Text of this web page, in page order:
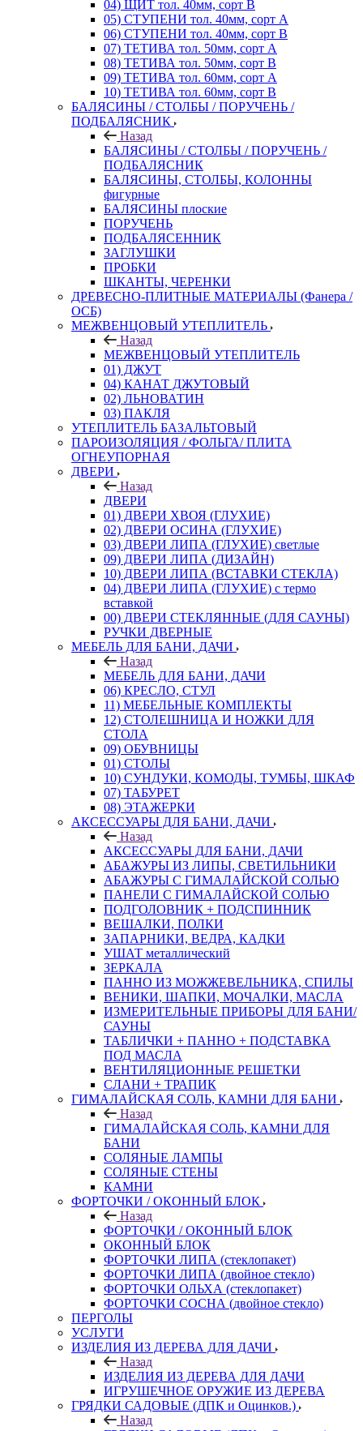
04) ЩИТ тол. 40мм, сорт В
05) СТУПЕНИ тол. 40мм, сорт А
06) СТУПЕНИ тол. 40мм, сорт В
07) ТЕТИВА тол. 50мм, сорт А
08) ТЕТИВА тол. 50мм, сорт В
09) ТЕТИВА тол. 60мм, сорт А
10) ТЕТИВА тол. 60мм, сорт В
БАЛЯСИНЫ / СТОЛБЫ / ПОРУЧЕНЬ /
ПОДБАЛЯСНИК
Назад
БАЛЯСИНЫ / СТОЛБЫ / ПОРУЧЕНЬ /
ПОДБАЛЯСНИК
БАЛЯСИНЫ, СТОЛБЫ, КОЛОННЫ
фигурные
БАЛЯСИНЫ плоские
ПОРУЧЕНЬ
ПОДБАЛЯСЕННИК
ЗАГЛУШКИ
ПРОБКИ
ШКАНТЫ, ЧЕРЕНКИ
ДРЕВЕСНО-ПЛИТНЫЕ МАТЕРИАЛЫ (Фанера /
ОСБ)
МЕЖВЕНЦОВЫЙ УТЕПЛИТЕЛЬ
Назад
МЕЖВЕНЦОВЫЙ УТЕПЛИТЕЛЬ
01) ДЖУТ
04) КАНАТ ДЖУТОВЫЙ
02) ЛЬНОВАТИН
03) ПАКЛЯ
УТЕПЛИТЕЛЬ БАЗАЛЬТОВЫЙ
ПАРОИЗОЛЯЦИЯ / ФОЛЬГА/ ПЛИТА
ОГНЕУПОРНАЯ
ДВЕРИ
Назад
ДВЕРИ
01) ДВЕРИ ХВОЯ (ГЛУХИЕ)
02) ДВЕРИ ОСИНА (ГЛУХИЕ)
03) ДВЕРИ ЛИПА (ГЛУХИЕ) светлые
09) ДВЕРИ ЛИПА (ДИЗАЙН)
10) ДВЕРИ ЛИПА (ВСТАВКИ СТЕКЛА)
04) ДВЕРИ ЛИПА (ГЛУХИЕ) с термо
вставкой
00) ДВЕРИ СТЕКЛЯННЫЕ (ДЛЯ САУНЫ)
РУЧКИ ДВЕРНЫЕ
МЕБЕЛЬ ДЛЯ БАНИ, ДАЧИ
Назад
МЕБЕЛЬ ДЛЯ БАНИ, ДАЧИ
06) КРЕСЛО, СТУЛ
11) МЕБЕЛЬНЫЕ КОМПЛЕКТЫ
12) СТОЛЕШНИЦА И НОЖКИ ДЛЯ
СТОЛА
09) ОБУВНИЦЫ
01) СТОЛЫ
10) СУНДУКИ, КОМОДЫ, ТУМБЫ, ШКАФ
07) ТАБУРЕТ
08) ЭТАЖЕРКИ
АКСЕССУАРЫ ДЛЯ БАНИ, ДАЧИ
Назад
АКСЕССУАРЫ ДЛЯ БАНИ, ДАЧИ
АБАЖУРЫ ИЗ ЛИПЫ, СВЕТИЛЬНИКИ
АБАЖУРЫ С ГИМАЛАЙСКОЙ СОЛЬЮ
ПАНЕЛИ С ГИМАЛАЙСКОЙ СОЛЬЮ
ПОДГОЛОВНИК + ПОДСПИННИК
ВЕШАЛКИ, ПОЛКИ
ЗАПАРНИКИ, ВЕДРА, КАДКИ
УШАТ металлический
ЗЕРКАЛА
ПАННО ИЗ МОЖЖЕВЕЛЬНИКА, СПИЛЫ
ВЕНИКИ, ШАПКИ, МОЧАЛКИ, МАСЛА
ИЗМЕРИТЕЛЬНЫЕ ПРИБОРЫ ДЛЯ БАНИ/
САУНЫ
ТАБЛИЧКИ + ПАННО + ПОДСТАВКА
ПОД МАСЛА
ВЕНТИЛЯЦИОННЫЕ РЕШЕТКИ
СЛАНИ + ТРАПИК
ГИМАЛАЙСКАЯ СОЛЬ, КАМНИ ДЛЯ БАНИ
Назад
ГИМАЛАЙСКАЯ СОЛЬ, КАМНИ ДЛЯ
БАНИ
СОЛЯНЫЕ ЛАМПЫ
СОЛЯНЫЕ СТЕНЫ
КАМНИ
ФОРТОЧКИ / ОКОННЫЙ БЛОК
Назад
ФОРТОЧКИ / ОКОННЫЙ БЛОК
ОКОННЫЙ БЛОК
ФОРТОЧКИ ЛИПА (стеклопакет)
ФОРТОЧКИ ЛИПА (двойное стекло)
ФОРТОЧКИ ОЛЬХА (стеклопакет)
ФОРТОЧКИ СОСНА (двойное стекло)
ПЕРГОЛЫ
УСЛУГИ
ИЗДЕЛИЯ ИЗ ДЕРЕВА ДЛЯ ДАЧИ
Назад
ИЗДЕЛИЯ ИЗ ДЕРЕВА ДЛЯ ДАЧИ
ИГРУШЕЧНОЕ ОРУЖИЕ ИЗ ДЕРЕВА
ГРЯДКИ САДОВЫЕ (ДПК и Оцинков.)
Назад